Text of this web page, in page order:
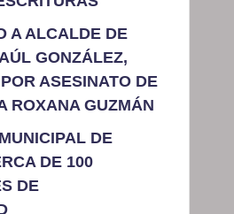
A ALCALDE DE
GONZÁLEZ,
ASESINATO DE
ROXANA GUZMÁN
DE
DE 100
DE